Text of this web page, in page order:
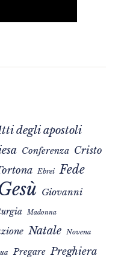
degli apostoli
Conferenza Cristo
Ebrei Fede
Giovanni
Madonna
Natale Novena
Pregare Preghiera